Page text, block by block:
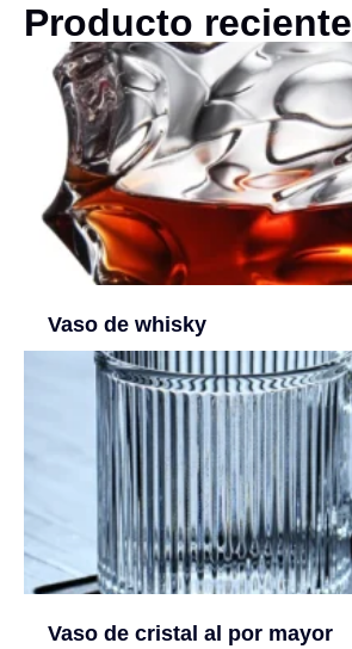
Producto reciente
Vaso de whisky
Vaso de cristal al por mayor